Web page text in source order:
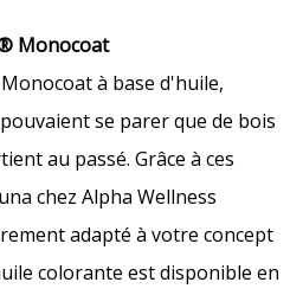
Monocoat
à base d'huile,
se parer que de bois
au passé. Grâce à ces
chez Alpha Wellness
adapté à votre concept
colorante est disponible en